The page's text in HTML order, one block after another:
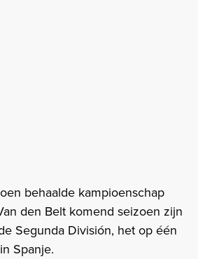
behaalde kampioenschap
den Belt komend seizoen zijn
Segunda División, het op één
Spanje.